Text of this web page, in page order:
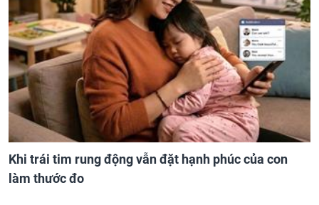
Khi trái tim rung động vẫn đặt hạnh phúc của con
làm thước đo